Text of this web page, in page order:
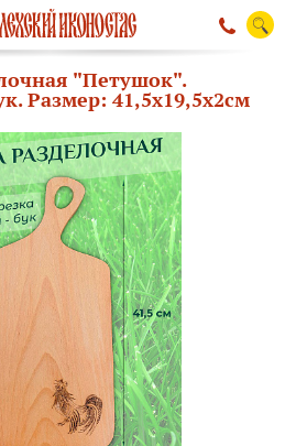
ОБРАТНЫЙ
"Петушок".
Размер: 41,5х19,5х2см